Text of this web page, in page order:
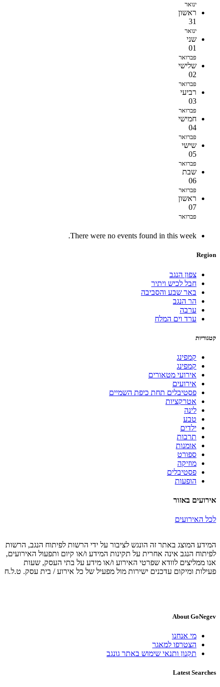
ינואר
ראשון
31
ינואר
שני
01
פברואר
שלישי
02
פברואר
רביעי
03
פברואר
חמישי
04
פברואר
שישי
05
פברואר
שבת
06
פברואר
ראשון
07
פברואר
There were no events found in this week.
Region
צפון הנגב
חבל לכיש ויתיר
באר שבע והסביבה
הר הנגב
ערבה
ערד וים המלח
קטגוריות
קמפינג
קמפינג
אירועי מטאורים
אירועים
פסטיבלים תחת כיפת השמיים
אטרקציות
לינה
טבע
ילדים
תרבות
אומנות
ספורט
מוזיקה
פסטיבלים
הופעות
אירועים באזור
לכל האירועים
המידע המוצג באתר זה הונגש לציבור על ידי הרשות לפיתוח הנגב, הרשות
לפיתוח הנגב אינה אחרית על תקינות המידע ו/או קיום ותפעול האירועים,
אנו ממליצים לוודא שפרטי האירוע ו/או מידע על בתי העסק, שעות
פעילות ומיקום עדכנים ישירות מול מפעיל של כל אירוע / בית עסק. ט.ל.ח
About GoNegev
מי אנחנו
הצטרפו למאגר
תקנון ותנאי שימוש באתר גונגב
Latest Searches